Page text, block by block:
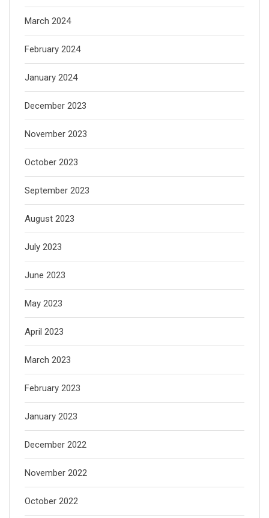
March 2024
February 2024
January 2024
December 2023
November 2023
October 2023
September 2023
August 2023
July 2023
June 2023
May 2023
April 2023
March 2023
February 2023
January 2023
December 2022
November 2022
October 2022